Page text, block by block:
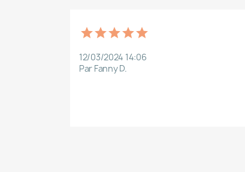
12/03/2024 14:06
Par Fanny D.